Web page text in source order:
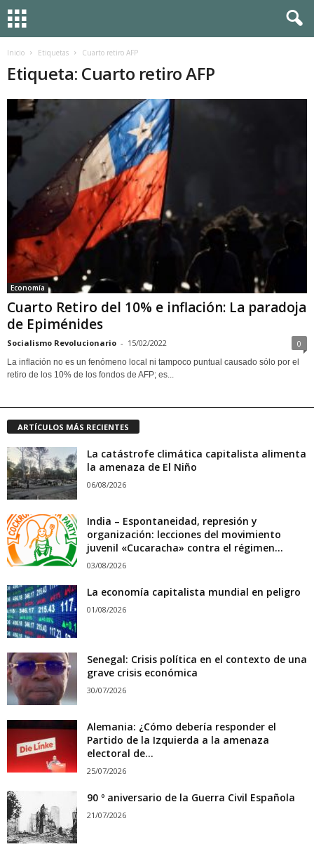
Inicio Etiquetas Cuarto retiro AFP
Etiqueta: Cuarto retiro AFP
Economía
Cuarto Retiro del 10% e inflación: La paradoja
de Epiménides
Socialismo Revolucionario - 15/02/2022 0
La inflación no es un fenómeno local ni tampoco puntual causado sólo por el
retiro de los 10% de los fondos de AFP; es...
ARTÍCULOS MÁS RECIENTES
La catástrofe climática capitalista alimenta
la amenaza de El Niño
06/08/2026
India – Espontaneidad, represión y
organización: lecciones del movimiento
juvenil «Cucaracha» contra el régimen...
03/08/2026
La economía capitalista mundial en peligro
01/08/2026
Senegal: Crisis política en el contexto de una
grave crisis económica
30/07/2026
Alemania: ¿Cómo debería responder el
Partido de la Izquierda a la amenaza
electoral de...
25/07/2026
90 º aniversario de la Guerra Civil Española
21/07/2026